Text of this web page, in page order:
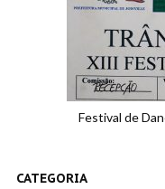
Festival de
CATEGORIA